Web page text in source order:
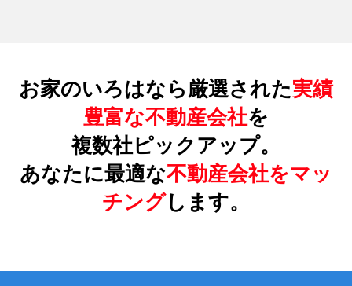
お家のいろはなら厳選された実績
豊富な不動産会社を
複数社ピックアップ。
あなたに最適な不動産会社をマッ
チングします。